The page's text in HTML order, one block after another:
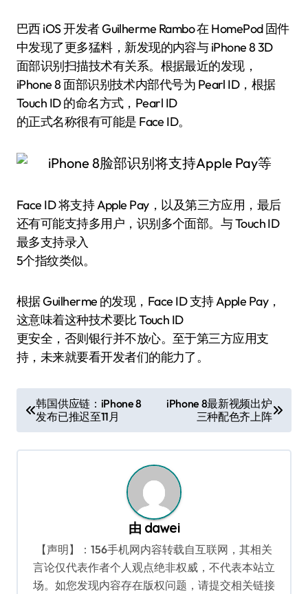
巴西 iOS 开发者 Guilherme Rambo 在 HomePod 固件
中发现了更多猛料，新发现的内容与 iPhone 8 3D
面部识别扫描技术有关系。根据最近的发现，
iPhone 8 面部识别技术内部代号为 Pearl ID，根据
Touch ID 的命名方式，Pearl ID
的正式名称很有可能是 Face ID。
Face ID 将支持 Apple Pay，以及第三方应用，最后
还有可能支持多用户，识别多个面部。与 Touch ID
最多支持录入
5个指纹类似。
根据 Guilherme 的发现，Face ID 支持 Apple Pay，
这意味着这种技术要比 Touch ID
更安全，否则银行并不放心。至于第三方应用支
持，未来就要看开发者们的能力了。
章
导
韩国供应链：iPhone 8
发布已推迟至11月
iPhone 8最新视频出炉
三种配色齐上阵
由 dawei
【声明】：156手机网内容转载自互联网，其相关
言论仅代表作者个人观点绝非权威，不代表本站立
场。如您发现内容存在版权问题，请提交相关链接